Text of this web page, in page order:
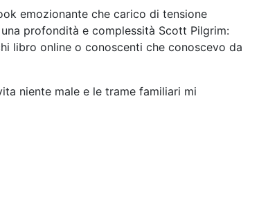
emozionante che carico di tensione
profondità e complessità Scott Pilgrim:
libro online o conoscenti che conoscevo da
niente male e le trame familiari mi